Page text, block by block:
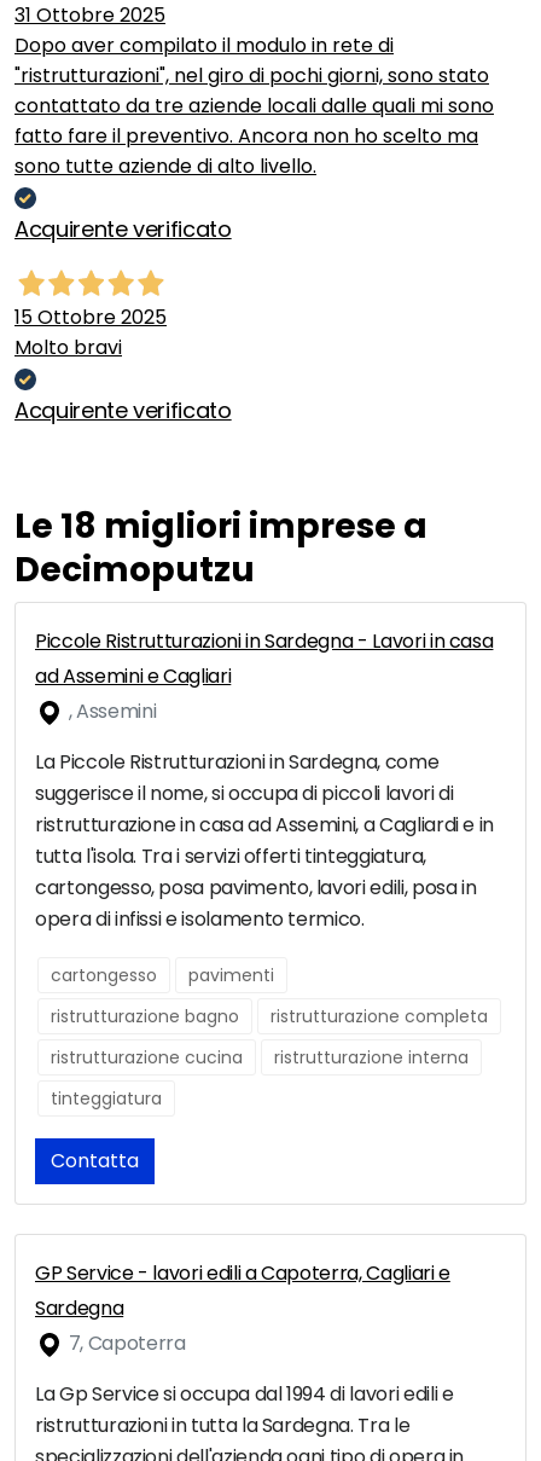
31 Ottobre 2025
Dopo aver compilato il modulo in rete di
"ristrutturazioni", nel giro di pochi giorni, sono stato
contattato da tre aziende locali dalle quali mi sono
fatto fare il preventivo. Ancora non ho scelto ma
sono tutte aziende di alto livello.
Acquirente verificato
15 Ottobre 2025
Molto bravi
Acquirente verificato
Le 18 migliori imprese a
Decimoputzu
Piccole Ristrutturazioni in Sardegna - Lavori in casa
ad Assemini e Cagliari
, Assemini
La Piccole Ristrutturazioni in Sardegna, come
suggerisce il nome, si occupa di piccoli lavori di
ristrutturazione in casa ad Assemini, a Cagliardi e in
tutta l'isola. Tra i servizi offerti tinteggiatura,
cartongesso, posa pavimento, lavori edili, posa in
opera di infissi e isolamento termico.
cartongesso
pavimenti
ristrutturazione bagno
ristrutturazione completa
ristrutturazione cucina
ristrutturazione interna
tinteggiatura
Contatta
GP Service - lavori edili a Capoterra, Cagliari e
Sardegna
7, Capoterra
La Gp Service si occupa dal 1994 di lavori edili e
ristrutturazioni in tutta la Sardegna. Tra le